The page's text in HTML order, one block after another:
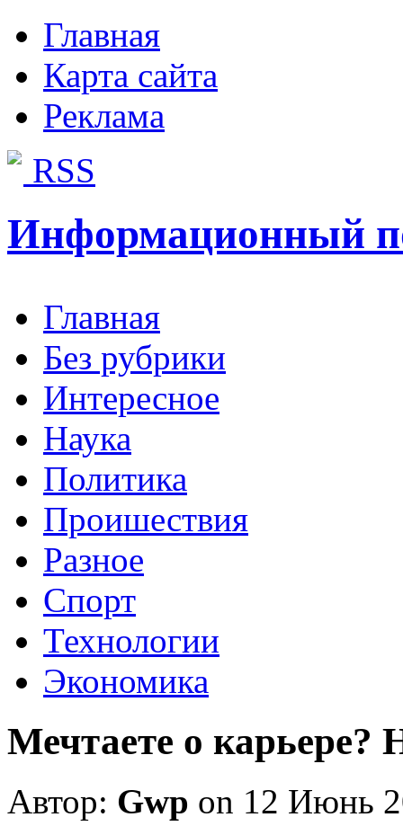
Главная
Карта сайта
Реклама
RSS
Информационный
Главная
Без рубрики
Интересное
Наука
Политика
Проишествия
Разное
Спорт
Технологии
Экономика
Мечтаете о карьере?
Автор: Gwp on 12 Июнь